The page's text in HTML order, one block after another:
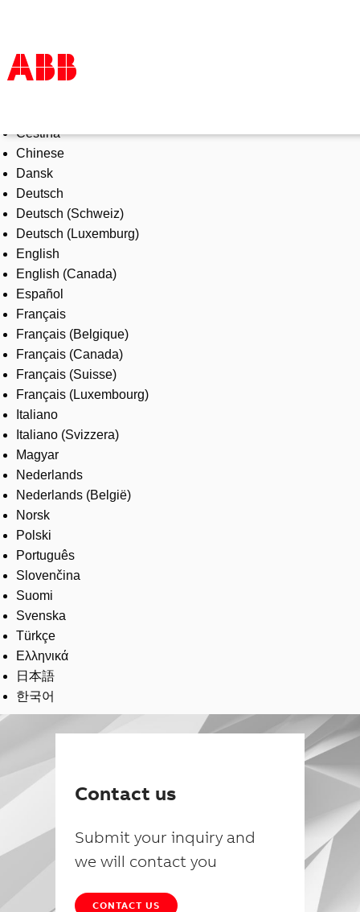
Products & Solutions
Industries
Services
About us
Where to buy
Contact us
Careers
Čeština
Chinese
Dansk
Deutsch
Deutsch (Schweiz)
Deutsch (Luxemburg)
English
English (Canada)
Español
Français
Français (Belgique)
Français (Canada)
Français (Suisse)
Français (Luxembourg)
Italiano
Italiano (Svizzera)
Magyar
Nederlands
Nederlands (België)
Norsk
Polski
Português
Slovenčina
Suomi
Svenska
Türkçe
Ελληνικά
日本語
한국어
Contact us
Submit your inquiry and
we will contact you
CONTACT US